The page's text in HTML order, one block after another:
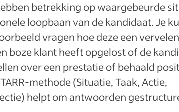
betrekking op waargebeurde
loopbaan van de kandidaat. Je
vragen hoe deze een
boze klant heeft opgelost of de
over een prestatie of behaald
methode (Situatie, Taak, Actie,
helpt om antwoorden